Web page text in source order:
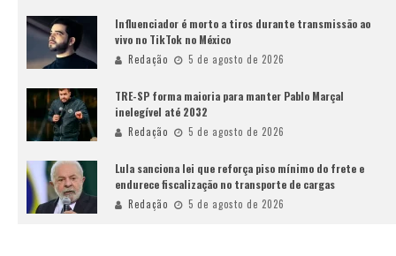
Influenciador é morto a tiros durante transmissão ao
vivo no TikTok no México
Redação 5 de agosto de 2026
TRE-SP forma maioria para manter Pablo Marçal
inelegível até 2032
Redação 5 de agosto de 2026
Lula sanciona lei que reforça piso mínimo do frete e
endurece fiscalização no transporte de cargas
Redação 5 de agosto de 2026